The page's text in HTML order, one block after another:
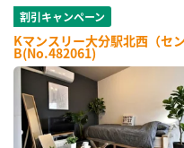
割引キャンペーン
Kマンスリー大分駅北西（セ
B(No.482061)